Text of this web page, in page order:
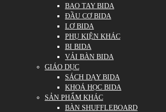
BAO TAY BIDA
ĐẦU CƠ BIDA
LƠ BIDA
PHỤ KIỆN KHÁC
BI BIDA
VẢI BÀN BIDA
GIÁO DỤC
SÁCH DẠY BIDA
KHOÁ HỌC BIDA
SẢN PHẨM KHÁC
BÀN SHUFFLEBOARD